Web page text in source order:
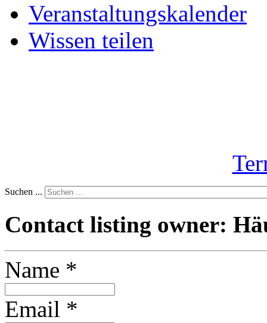
Veranstaltungskalender
Wissen teilen
Suchen ...
Contact listing owner:
Name *
Email *